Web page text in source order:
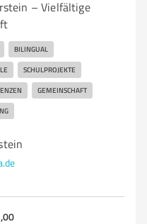
– Vielfältige
BILINGUAL
SCHULPROJEKTE
GEMEINSCHAFT